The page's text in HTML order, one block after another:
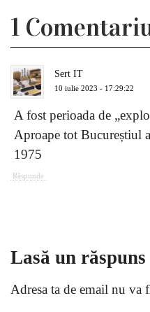
1
Sert IT
10 iulie 2023 - 17:29:22
A fost perioada de
Aproape tot Bucureștiul
1975
Răspunde
Lasă un răspuns
Adresa ta de email nu va